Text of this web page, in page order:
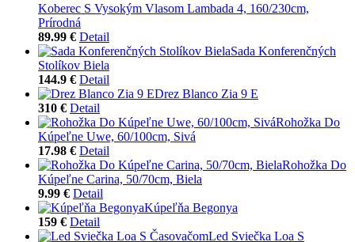
Koberec S Vysokým Vlasom Lambada 4, 160/230cm,
Prírodná
89.99 € Detail
Sada Konferenčných
Stolíkov Biela
144.9 € Detail
Drez Blanco Zia 9 E
310 € Detail
Rohožka Do
Kúpeľne Uwe, 60/100cm, Sivá
17.98 € Detail
Rohožka Do
Kúpeľne Carina, 50/70cm, Biela
9.99 € Detail
Kúpeľňa Begonya
159 € Detail
Led Sviečka Loa S